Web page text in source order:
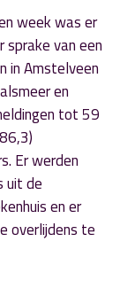
is ‘Een
week was er
van een
in Amstelveen
en
tot 59
Er werden
uit de
en er
overlijdens te